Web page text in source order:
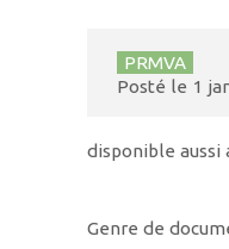
PRMVA
Posté le 1
disponible aussi
Genre de